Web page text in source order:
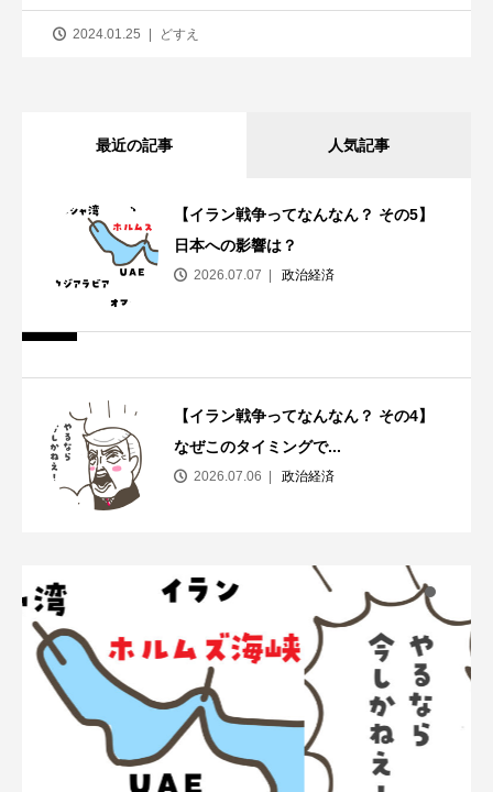
2024.01.25 どすえ
最近の記事 人気記事
【イラン戦争ってなんなん？ その5】
日本への影響は？
2026.07.07 政治経済
【イラン戦争ってなんなん？ その4】
なぜこのタイミングで...
2026.07.06 政治経済